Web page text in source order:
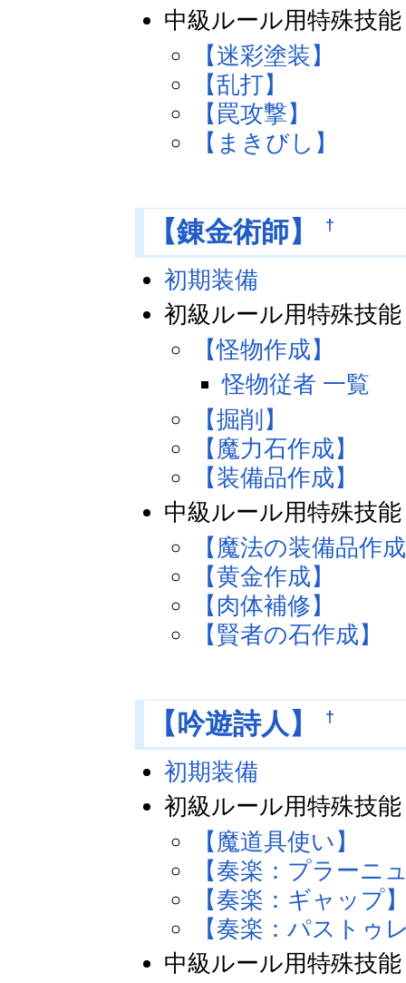
中級ルール用特殊技能
【迷彩塗装】
【乱打】
【罠攻撃】
【まきびし】
【錬金術師】 †
初期装備
初級ルール用特殊技能
【怪物作成】
怪物従者 一覧
【掘削】
【魔力石作成】
【装備品作成】
中級ルール用特殊技能
【魔法の装備品作
【黄金作成】
【肉体補修】
【賢者の石作成】
【吟遊詩人】 †
初期装備
初級ルール用特殊技能
【魔道具使い】
【奏楽：プラーニ
【奏楽：ギャップ
【奏楽：パストゥ
中級ルール用特殊技能